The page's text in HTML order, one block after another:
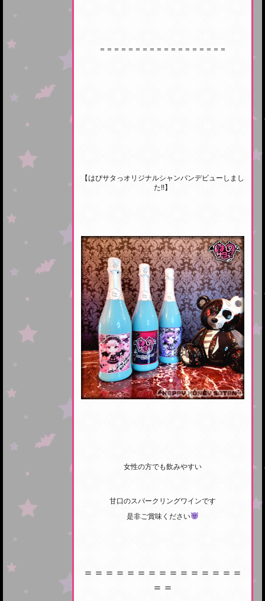
＝＝＝＝＝＝＝＝＝＝＝＝＝＝＝＝＝＝
【はぴサタっオリジナルシャンパンデビューしまし
た!!】
女性の方でも飲みやすい
甘口のスパークリングワインです
是非ご賞味ください
＝＝＝＝＝＝＝＝＝＝＝＝＝＝＝
＝＝